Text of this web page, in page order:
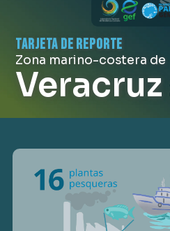
TARJETA DE REPORTE
Zona marino-costera de
Veracruz